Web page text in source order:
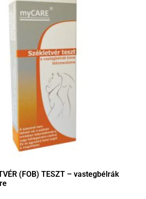
(FOB) TESZT – vastegbélrák